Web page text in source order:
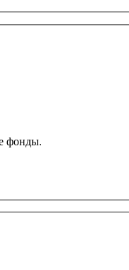
фонды.